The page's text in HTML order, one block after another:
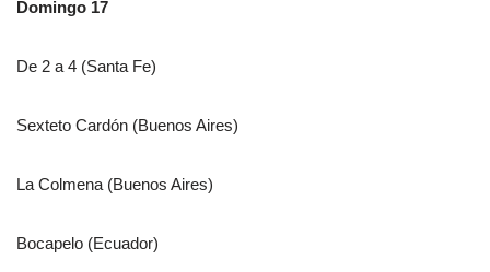
Domingo 17
De 2 a 4 (Santa Fe)
Sexteto Cardón (Buenos Aires)
La Colmena (Buenos Aires)
Bocapelo (Ecuador)